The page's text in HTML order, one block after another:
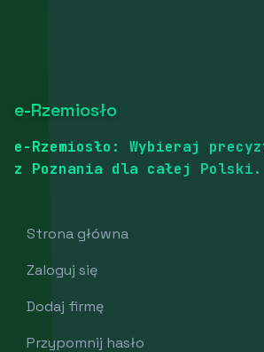
e-Rzemiosło
e-Rzemiosło: Wybieraj
z Poznania dla całej Polski.
Strona główna
Zaloguj się
Dodaj firmę
Przypomnij hasło